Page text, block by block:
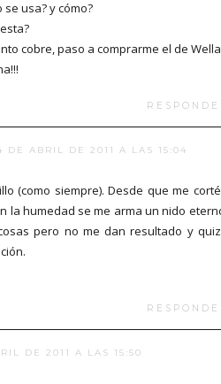
usa? y cómo?
cobre, paso a comprarme el de
DE ABRIL DE 2011 A LAS 15:04
(como siempre). Desde que me
la humedad se me arma un nido
pero no me dan resultado y
DE 2011 A LAS 15:50